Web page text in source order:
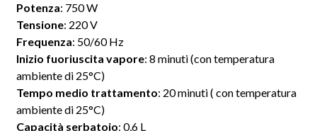
Potenza: 750 W
Tensione: 220 V
Frequenza: 50/60 Hz
Inizio fuoriuscita vapore: 8 minuti (con temperatura
ambiente di 25°C)
Tempo medio trattamento: 20 minuti ( con temperatura
ambiente di 25°C)
Capacità serbatoio: 0,6 L